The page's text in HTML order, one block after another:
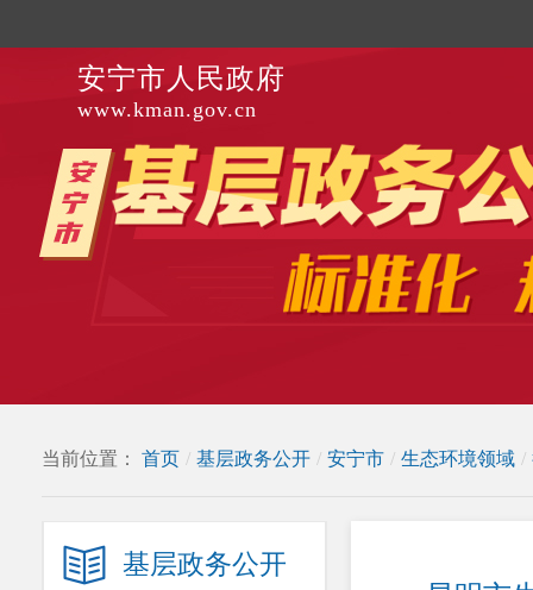
安宁市人民政府
www.kman.gov.cn
当前位置： 首页 / 基层政务公开 / 安宁市 / 生态环境领域 /
基层政务公开